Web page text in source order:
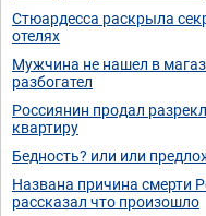
Стюардесса раскрыла
отелях
Мужчина не нашел в
разбогател
Россиянин продал
квартиру
Бедность? или или
Названа причина смерти
рассказал что произошло